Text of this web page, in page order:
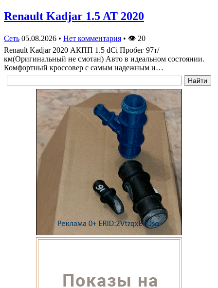
Renault Kadjar 1.5 AT 2020
Сеть 05.08.2026 • Нет комментария • 👁 20
Renault Kadjar 2020 АКПП 1.5 dCi Пробег 97т/
км(Оригинальный не смотан) Авто в идеальном состоянии.
Комфортный кроссовер с самым надежным и…